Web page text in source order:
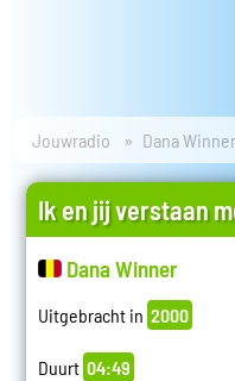
Jouwradio Dana Winner
Ik en jij verstaan
Dana Winner
Uitgebracht in 2000
Duurt 04:49